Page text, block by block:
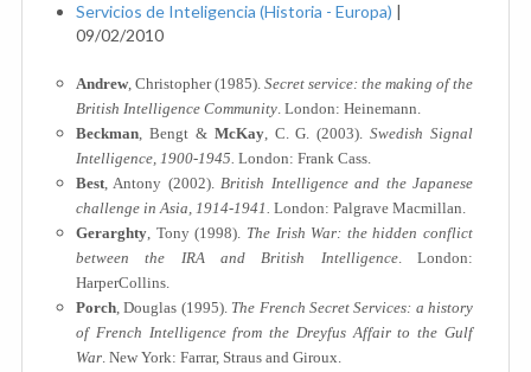
Servicios de Inteligencia (Historia - Europa) |
09/02/2010
Andrew, Christopher (1985). Secret service: the making of the
British Intelligence Community. London: Heinemann.
Beckman, Bengt & McKay, C. G. (2003).Swedish Signal
Intelligence, 1900-1945. London: Frank Cass.
Best, Antony (2002).British Intelligence and the Japanese
challenge in Asia, 1914-1941. London: Palgrave Macmillan.
Gerarghty, Tony (1998). The Irish War: the hidden conflict
between the IRA and British Intelligence. London:
HarperCollins.
Porch, Douglas (1995). The French Secret Services: a history
of French Intelligence from the Dreyfus Affair to the Gulf
War. New York: Farrar, Straus and Giroux.